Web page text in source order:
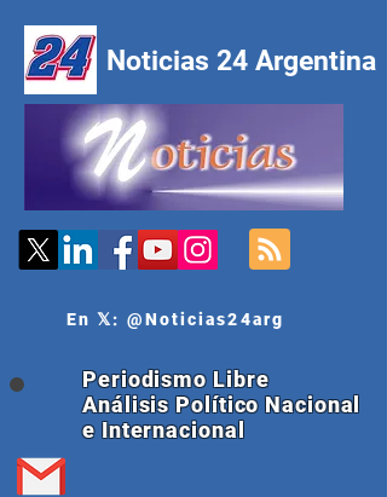
Noticias 24 Argentina
En 𝕏: @Noticias24arg
Periodismo Libre
Análisis Político Nacional
e Internacional